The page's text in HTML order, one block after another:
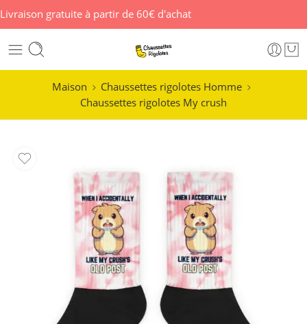
Livraison gratuite à partir de 60€ d'achat
Maison
Chaussettes rigolotes Homme
Chaussettes rigolotes My crush